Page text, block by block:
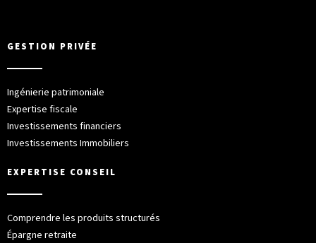
GESTION PRIVÉE
Ingénierie patrimoniale
Expertise fiscale
Investissements financiers
Investissements Immobiliers
EXPERTISE CONSEIL
Comprendre les produits structurés
Épargne retraite